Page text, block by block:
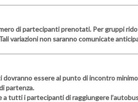
di partecipanti prenotati. Per gruppi
variazioni non saranno comunicate
essere al punto di incontro
partenza.
tutti i partecipanti di raggiungere